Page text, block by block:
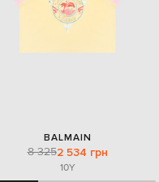
BALMAIN
8 3252 534 грн
10Y